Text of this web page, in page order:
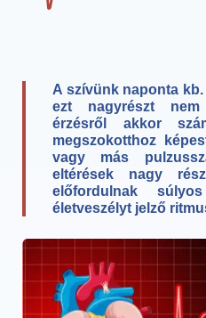
A szívünk naponta
ezt nagyrészt nem
érzésről akkor
megszokotthoz
vagy más
eltérések nagy
előfordulnak
életveszélyt jelző